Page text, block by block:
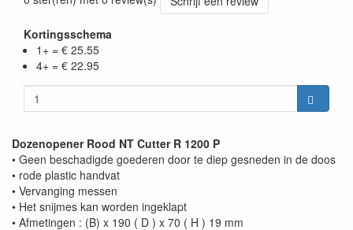
Kortingsschema
1+ = € 25.55
4+ = € 22.95
Dozenopener Rood NT Cutter R 1200 P
• Geen beschadigde goederen door te diep gesneden in de doos
• rode plastic handvat
• Vervanging messen
• Het snijmes kan worden ingeklapt
• Afmetingen : (B) x 190 ( D ) x 70 ( H ) 19 mm